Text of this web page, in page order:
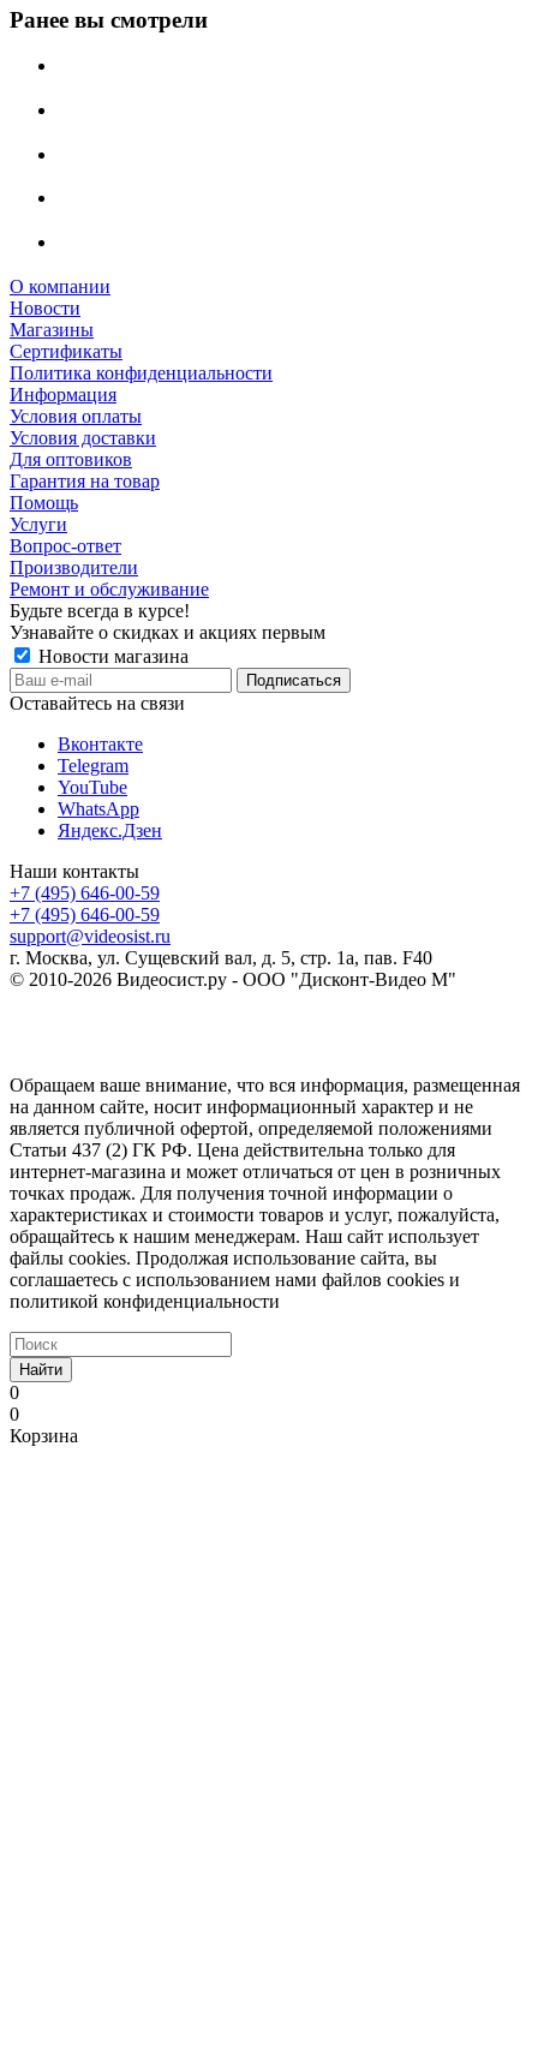
Ранее вы смотрели
О компании
Новости
Магазины
Сертификаты
Политика конфиденциальности
Информация
Условия оплаты
Условия доставки
Для оптовиков
Гарантия на товар
Помощь
Услуги
Вопрос-ответ
Производители
Ремонт и обслуживание
Будьте всегда в курсе!
Узнавайте о скидках и акциях первым
Новости магазина
Оставайтесь на связи
Вконтакте
Telegram
YouTube
WhatsApp
Яндекс.Дзен
Наши контакты
+7 (495) 646-00-59
+7 (495) 646-00-59
support@videosist.ru
г. Москва, ул. Сущевский вал, д. 5, стр. 1а, пав. F40
© 2010-2026 Видеосист.ру - ООО "Дисконт-Видео М"
Обращаем ваше внимание, что вся информация, размещенная
на данном сайте, носит информационный характер и не
является публичной офертой, определяемой положениями
Статьи 437 (2) ГК РФ. Цена действительна только для
интернет-магазина и может отличаться от цен в розничных
точках продаж. Для получения точной информации о
характеристиках и стоимости товаров и услуг, пожалуйста,
обращайтесь к нашим менеджерам. Наш сайт использует
файлы cookies. Продолжая использование сайта, вы
соглашаетесь с использованием нами файлов cookies и
политикой конфиденциальности
Найти
0
0
Корзина